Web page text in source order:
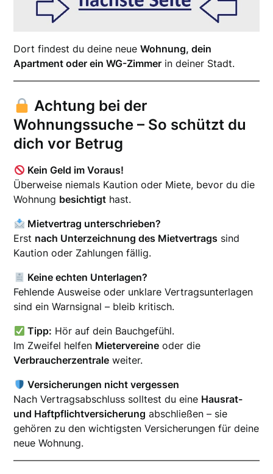
Dort findest du deine neueWohnung, dein
Apartment oder ein WG-Zimmer in deiner Stadt.
Achtung bei der
Wohnungssuche – So schützt du
dich vor Betrug
Kein Geld im Voraus!
Überweise niemals Kaution oder Miete, bevor du die
Wohnung besichtigt hast.
Mietvertrag unterschrieben?
Erst nach Unterzeichnung des Mietvertrags sind
Kaution oder Zahlungen fällig.
Keine echten Unterlagen?
Fehlende Ausweise oder unklare Vertragsunterlagen
sind ein Warnsignal – bleib kritisch.
Tipp: Hör auf dein Bauchgefühl.
Im Zweifel helfen Mietervereine oder die
Verbraucherzentrale weiter.
Versicherungen nicht vergessen
Nach Vertragsabschluss solltest du eine Hausrat-
und Haftpflichtversicherung abschließen – sie
gehören zu den wichtigsten Versicherungen für deine
neue Wohnung.